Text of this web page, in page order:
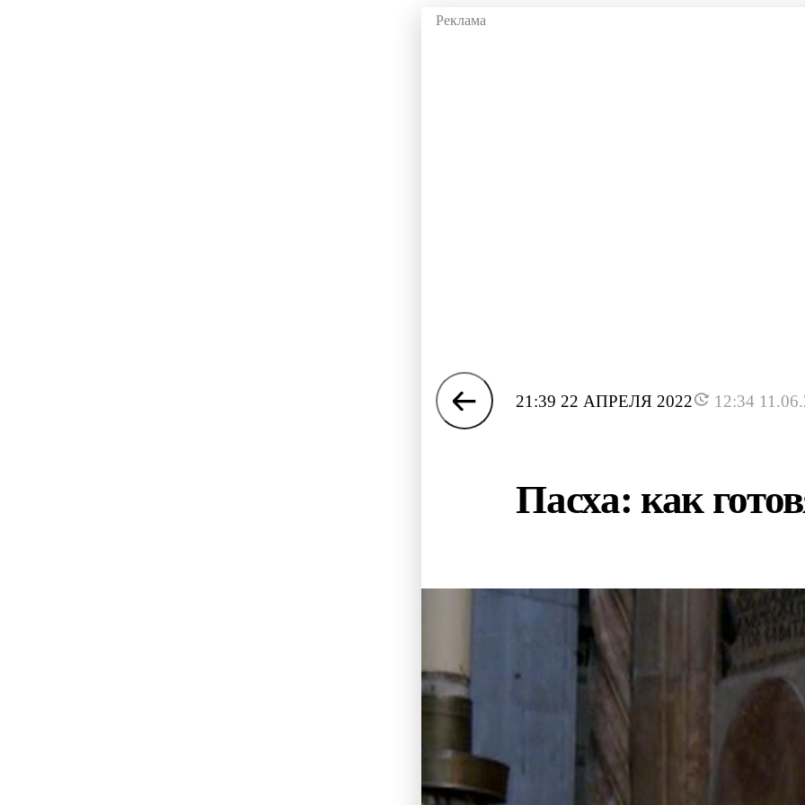
21:39 22 АПРЕЛЯ 2022 12:34
Пасха: как